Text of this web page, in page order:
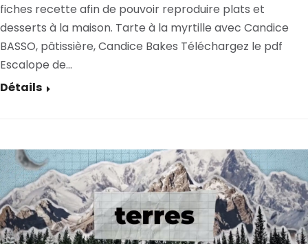
fiches recette afin de pouvoir reproduire plats et
desserts à la maison. Tarte à la myrtille avec Candice
BASSO, pâtissière, Candice Bakes Téléchargez le pdf
Escalope de…
Détails